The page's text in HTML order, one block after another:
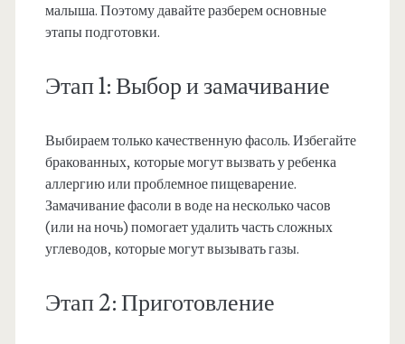
малыша. Поэтому давайте разберем основные
этапы подготовки.
Этап 1: Выбор и замачивание
Выбираем только качественную фасоль. Избегайте
бракованных, которые могут вызвать у ребенка
аллергию или проблемное пищеварение.
Замачивание фасоли в воде на несколько часов
(или на ночь) помогает удалить часть сложных
углеводов, которые могут вызывать газы.
Этап 2: Приготовление